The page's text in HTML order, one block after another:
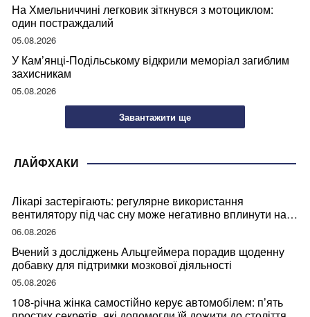
На Хмельниччині легковик зіткнувся з мотоциклом:
один постраждалий
05.08.2026
У Кам’янці-Подільському відкрили меморіал загиблим
захисникам
05.08.2026
Завантажити ще
ЛАЙФХАКИ
Лікарі застерігають: регулярне використання
вентилятору під час сну може негативно вплинути на
ваше здоров’я
06.08.2026
Вчений з досліджень Альцгеймера порадив щоденну
добавку для підтримки мозкової діяльності
05.08.2026
108-річна жінка самостійно керує автомобілем: п’ять